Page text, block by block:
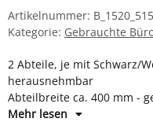
Artikelnummer:
Kategorie: Gebrauchte
2 Abteile, je mit Schwarz/
herausnehmbar
Abteilbreite ca. 400 mm -
mm
Mehr lesen